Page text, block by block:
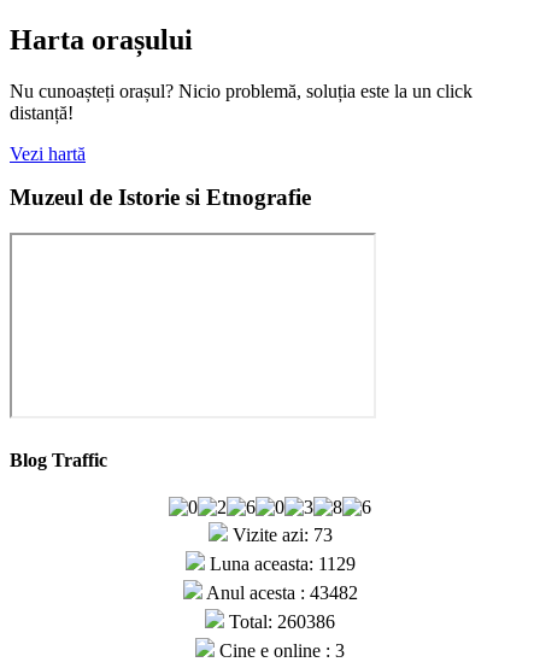
Harta orașului
Nu cunoașteți orașul? Nicio problemă, soluția este la un click
distanță!
Vezi hartă
Muzeul de Istorie si Etnografie
Blog Traffic
Vizite azi: 73
Luna aceasta: 1129
Anul acesta : 43482
Total: 260386
Cine e online : 3